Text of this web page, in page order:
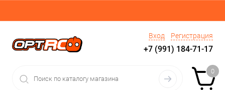
Вход Регистрация
+7 (991) 184-71-17
0